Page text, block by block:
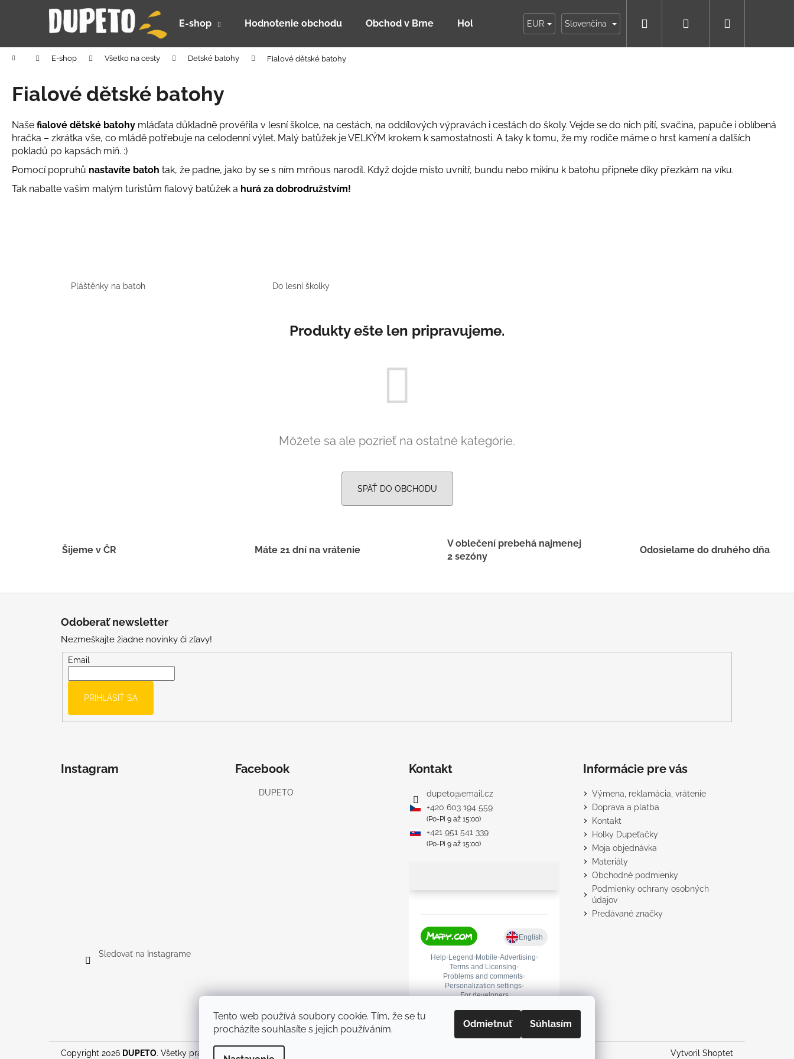
Tento web používá soubory cookie. Tím, že se tu
procházíte souhlasíte s jejich používáním.
Odmietnuť Súhlasím
E-shop Hodnotenie obchodu Obchod v Brne Holky Dupeťačky Moja objednávka
EUR Slovenčina Prihlásenie
Domov E-shop Všetko na cesty Detské batohy Fialové dětské batohy
Fialové dětské batohy
Naše fialové dětské batohy mláďata důkladně prověřila v lesní školce, na cestách, na oddílových výpravách i cestách do školy. Vejde se do nich pití, svačina, papuče i oblíbená
hračka – zkrátka vše, co mládě potřebuje na celodenní výlet. Malý batůžek je VELKÝM krokem k samostatnosti. A taky k tomu, že my rodiče máme o hrst kamení a dalších
pokladů po kapsách míň. :)
Pomocí popruhů nastavíte batoh tak, že padne, jako by se s ním mrňous narodil. Když dojde místo uvnitř, bundu nebo mikinu k batohu připnete díky přezkám na víku.
Tak nabalte vašim malým turistům fialový batůžek a hurá za dobrodružstvím!
Pláštěnky na batoh Do lesní školky
Produkty ešte len pripravujeme.
Môžete sa ale pozrieť na ostatné kategórie.
SPÄŤ DO OBCHODU
Šijeme v ČR Máte 21 dní na vrátenie
V oblečení prebehá najmenej
2 sezóny
Odosielame do druhého dňa
í
Späť
do
Späť
do
Čo potrebujete nájsť?
Odporúčame
€16
€16
Odoberať newsletter
Nezmeškajte žiadne novinky či zľavy!
Email
PRIHLÁSIŤ SA
Instagram
Sledovať na Instagrame
Facebook
DUPETO
Kontakt
dupeto@email.cz
+420 603 194 559
(Po-Pi 9 až 15:00)
+421 951 541 339
(Po-Pi 9 až 15:00)
Informácie pre vás
Výmena, reklamácia, vrátenie
Doprava a platba
Kontakt
Holky Dupeťačky
Moja objednávka
Materiály
Obchodné podmienky
Podmienky ochrany osobných
údajov
Predávané značky
Vytvoril Shoptet
Copyright 2026 DUPETO. Všetky práva vyhradené. Upraviť nastavenie cookies